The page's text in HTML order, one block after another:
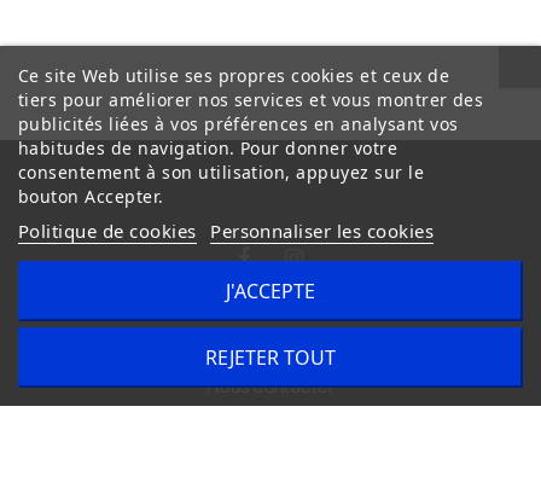
Conditions Générales de Vente
Nous contacter
Ce site Web utilise ses propres cookies et ceux de
tiers pour améliorer nos services et vous montrer des
publicités liées à vos préférences en analysant vos
habitudes de navigation. Pour donner votre
consentement à son utilisation, appuyez sur le
bouton Accepter.
Politique de cookies Personnaliser les cookies
REJETER TOUT
J'ACCEPTE